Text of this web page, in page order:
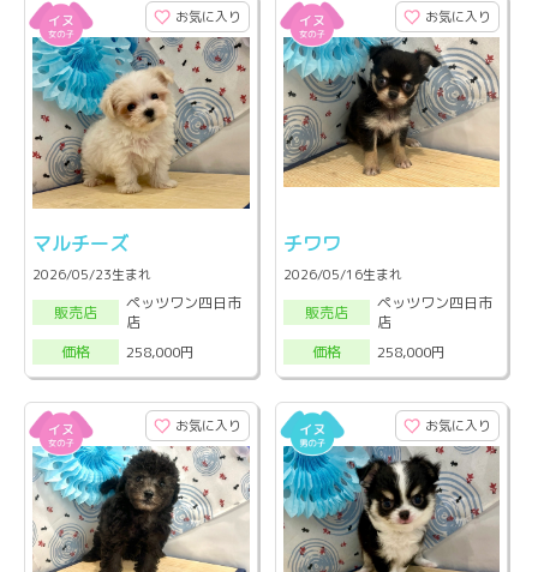
お気に入り
マルチーズ
2026/05/23生まれ
販売店
ペッツワン四日市
店
価格
258,000円
お気に入り
チワワ
2026/05/16生まれ
販売店
ペッツワン四日市
店
価格
258,000円
お気に入り お気に入り